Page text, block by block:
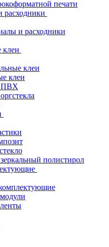
печати
расходники
и расходники
клеи
клеи
клеи
ПВХ
полистирол